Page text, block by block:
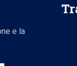
e la